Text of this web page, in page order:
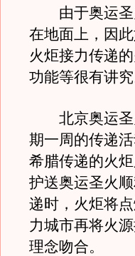
由于奥运圣
在地面上，因
火炬接力传递
功能等很有讲究
北京奥运圣
期一周的传递
希腊传递的火
护送奥运圣火
递时，火炬将
力城市再将火
理念吻合。